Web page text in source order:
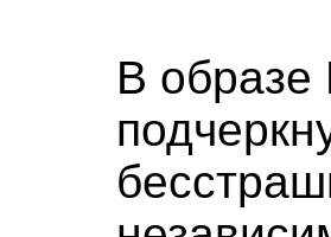
В образе